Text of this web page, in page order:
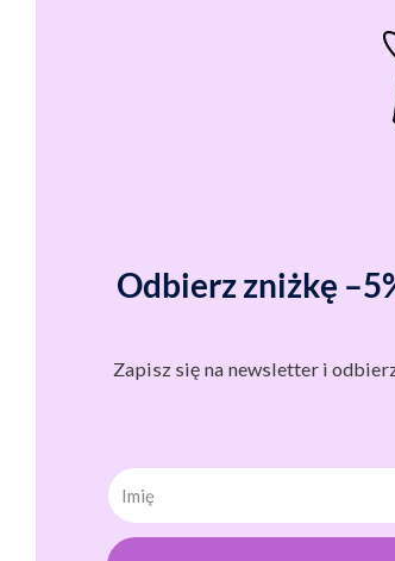
Odbierz zniżkę
Zapisz się na newsletter i
Imię